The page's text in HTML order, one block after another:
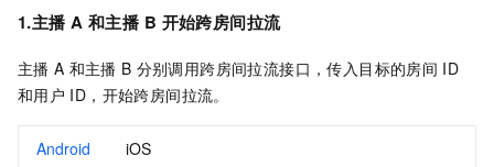
1.主播 A 和主播 B 开始跨房间拉流
主播 A 和主播 B 分别调用跨房间拉流接口，传入目标的房间 ID
和用户 ID，开始跨房间拉流。
Android iOS